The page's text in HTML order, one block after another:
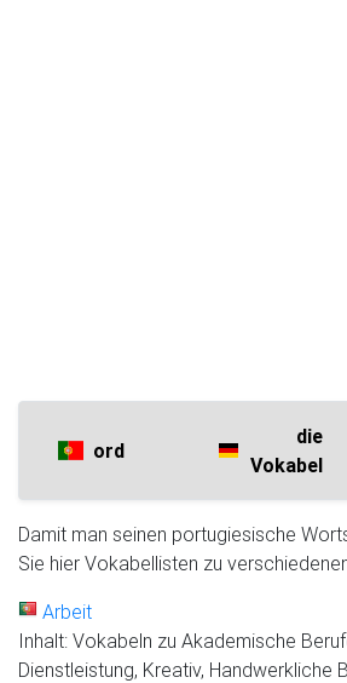
ord
die
Vokabel
Damit man seinen portugiesische
Sie hier Vokabellisten zu
Arbeit
Inhalt: Vokabeln zu Akademische
Dienstleistung, Kreativ, Handwerkliche